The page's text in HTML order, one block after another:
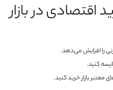
اقتصادی در بازار
را افزایش می‌دهد.
کنید.
معتبر بازار خرید کنید.